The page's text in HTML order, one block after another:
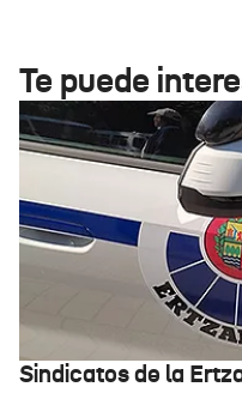
Te puede
Sindicatos de la